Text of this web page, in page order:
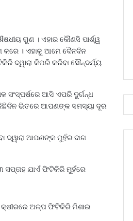
ଗୁଣ । ଏହାର କୌଣସି ପାର୍ଶ୍ୱ
। ଏହାକୁ ଆମେ ଦୈନଦିନ
ଦ୍ୱାରା କିପରି କରିବା ସୌନ୍ଦର୍ଯ୍ୟ
ସଂସ୍ପର୍ଷରେ ଆସି ଏପରି ଦୁର୍ଗନ୍ଧ
ଭିତରେ ଆପଣଙ୍କ ସମସ୍ୟା ଦୂର
ଦ୍ୱାରା ଆପଣଙ୍କ ମୁହଁର ଦାଗ
ସପ୍ତାହ ଯାଏଁ ଫିଟିକିରି ମୁହଁରେ
କ୍ଷୀରରେ ଅଳ୍ପ ଫିଟିକିରି ମିଶାଇ